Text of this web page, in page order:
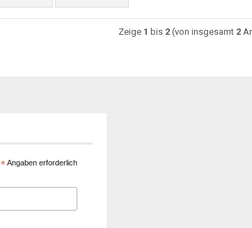
Zeige 1 bis 2 (von insgesamt 2
*Angaben erforderlich